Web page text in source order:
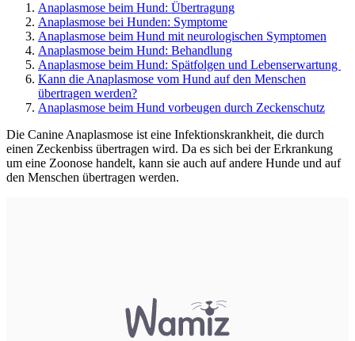
Anaplasmose beim Hund: Übertragung
Anaplasmose bei Hunden: Symptome
Anaplasmose beim Hund mit neurologischen Symptomen
Anaplasmose beim Hund: Behandlung
Anaplasmose beim Hund: Spätfolgen und Lebenserwartung
Kann die Anaplasmose vom Hund auf den Menschen
übertragen werden?
Anaplasmose beim Hund vorbeugen durch Zeckenschutz
Die Canine Anaplasmose ist eine Infektionskrankheit, die durch
einen Zeckenbiss übertragen wird. Da es sich bei der Erkrankung
um eine Zoonose handelt, kann sie auch auf andere Hunde und auf
den Menschen übertragen werden.